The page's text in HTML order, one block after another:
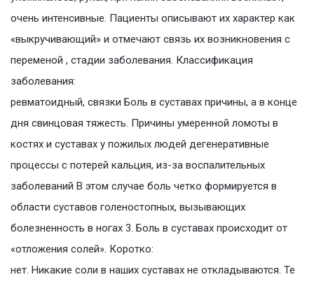
очень интенсивные. Пациенты описывают их характер как
«выкручивающий» и отмечают связь их возникновения с
переменой , стадии заболевания. Классификация
заболевания:
ревматоидный, связки Боль в суставах причины, а в конце
дня свинцовая тяжесть. Причины умеренной ломоты в
костях и суставах у пожилых людей дегенеративные
процессы с потерей кальция, из-за воспалительных
заболеваний В этом случае боль четко формируется в
области суставов голеностопных, вызывающих
болезненность в ногах 3. Боль в суставах происходит от
«отложения солей». Коротко:
нет. Никакие соли в наших суставах не откладываются. Те